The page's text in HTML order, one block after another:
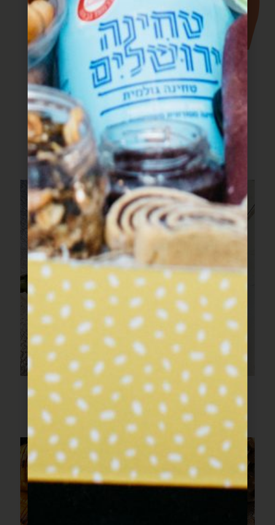
עוד מתוך חוברת
המתכונים
מתכונים שעושים שמח בלב וכיף בבטן
פילה דג עם שעועית ירוקה
ועגבניות צהובות